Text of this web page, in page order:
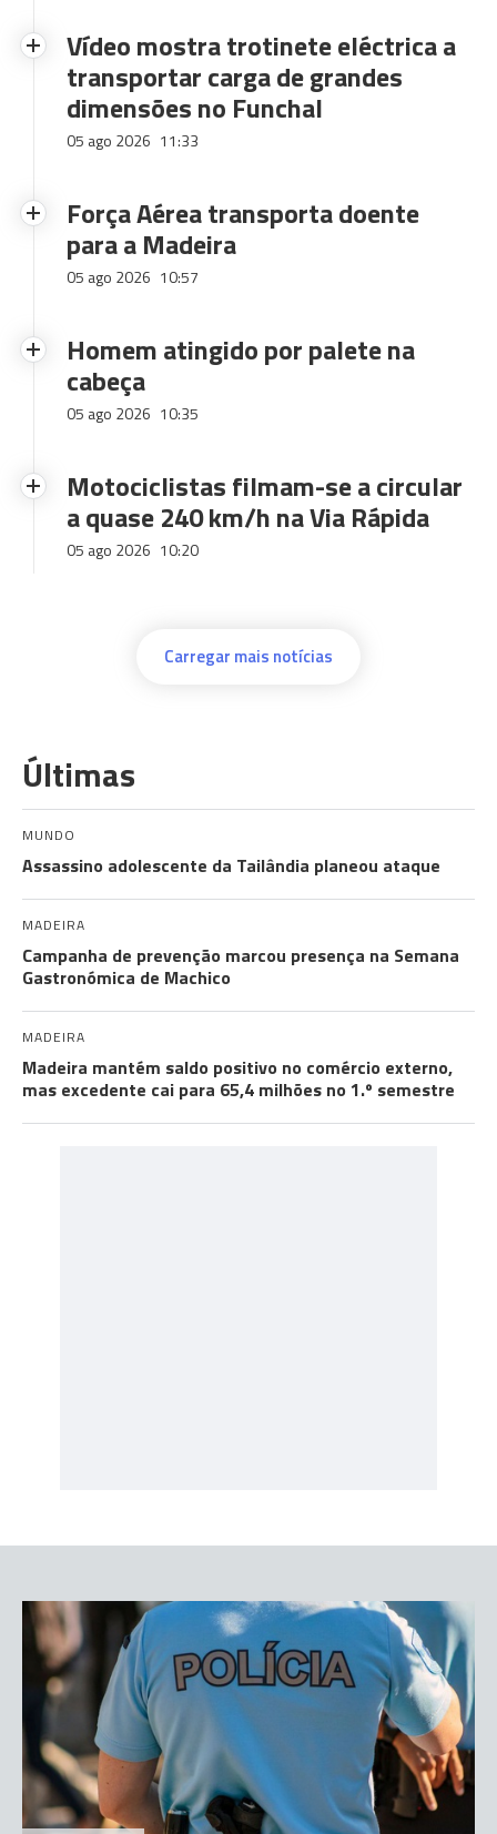
Vídeo mostra trotinete eléctrica a
transportar carga de grandes
dimensões no Funchal
05 ago 2026 11:33
Força Aérea transporta doente
para a Madeira
05 ago 2026 10:57
Homem atingido por palete na
cabeça
05 ago 2026 10:35
Motociclistas filmam-se a circular
a quase 240 km/h na Via Rápida
05 ago 2026 10:20
Carregar mais notícias
Últimas
MUNDO
Assassino adolescente da Tailândia planeou ataque
MADEIRA
Campanha de prevenção marcou presença na Semana
Gastronómica de Machico
MADEIRA
Madeira mantém saldo positivo no comércio externo,
mas excedente cai para 65,4 milhões no 1.º semestre